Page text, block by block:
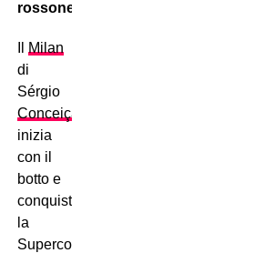
rossoneri
Milan
di
Sérgio
Conceição
inizia
con il
botto e
conquista
la
Supercoppa